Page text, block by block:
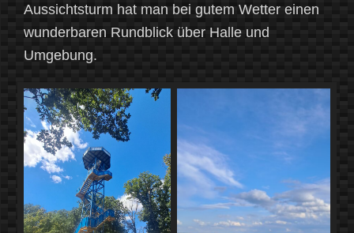
Aussichtsturm hat man bei gutem Wetter einen
wunderbaren Rundblick über Halle und
Umgebung.